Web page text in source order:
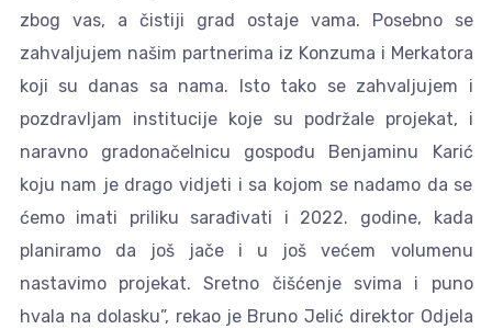
zbog vas, a čistiji grad ostaje vama. Posebno se
zahvaljujem našim partnerima iz Konzuma i Merkatora
koji su danas sa nama. Isto tako se zahvaljujem i
pozdravljam institucije koje su podržale projekat, i
naravno gradonačelnicu gospođu Benjaminu Karić
koju nam je drago vidjeti i sa kojom se nadamo da se
ćemo imati priliku sarađivati i 2022. godine, kada
planiramo da još jače i u još većem volumenu
nastavimo projekat. Sretno čišćenje svima i puno
hvala na dolasku”, rekao je Bruno Jelić direktor Odjela